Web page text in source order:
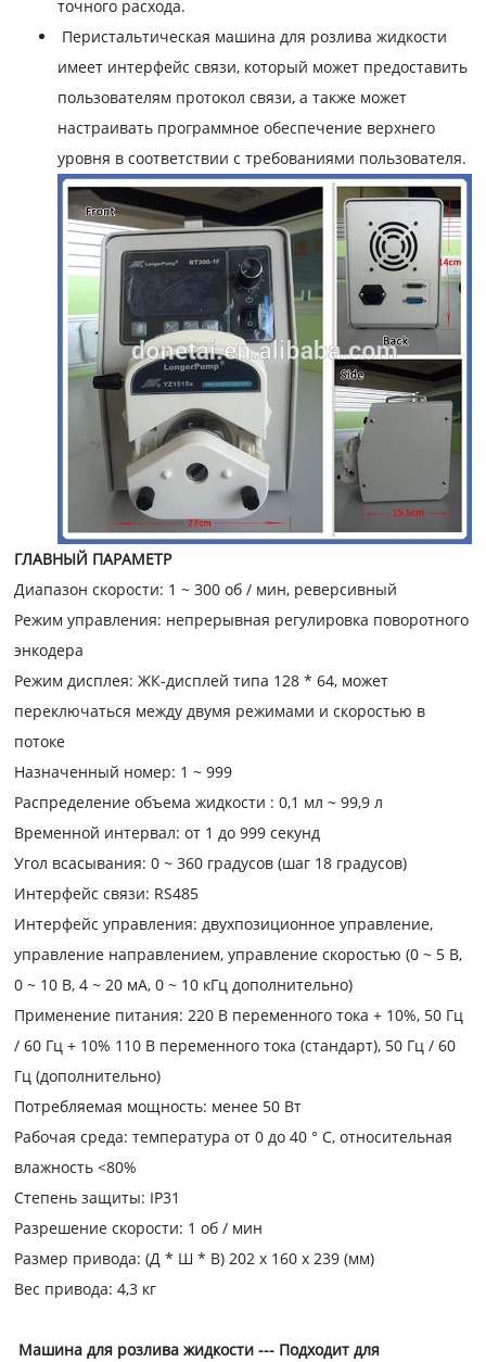
точного расхода.
Перистальтическая машина для розлива жидкости
имеет интерфейс связи, который может предоставить
пользователям протокол связи, а также может
настраивать программное обеспечение верхнего
уровня в соответствии с требованиями пользователя.
ГЛАВНЫЙ ПАРАМЕТР
Диапазон скорости: 1 ~ 300 об / мин, реверсивный
Режим управления: непрерывная регулировка поворотного
энкодера
Режим дисплея: ЖК-дисплей типа 128 * 64, может
переключаться между двумя режимами и скоростью в
потоке
Назначенный номер: 1 ~ 999
Распределение объема жидкости : 0,1 мл ~ 99,9 л
Временной интервал: от 1 до 999 секунд
Угол всасывания: 0 ~ 360 градусов (шаг 18 градусов)
Интерфейс связи: RS485
Интерфейс управления: двухпозиционное управление,
управление направлением, управление скоростью (0 ~ 5 В,
0 ~ 10 В, 4 ~ 20 мА, 0 ~ 10 кГц дополнительно)
Применение питания: 220 В переменного тока + 10%, 50 Гц
/ 60 Гц + 10% 110 В переменного тока (стандарт), 50 Гц / 60
Гц (дополнительно)
Потребляемая мощность: менее 50 Вт
Рабочая среда: температура от 0 до 40 ° C, относительная
влажность <80%
Степень защиты: IP31
Разрешение скорости: 1 об / мин
Размер привода: (Д * Ш * В) 202 x 160 x 239 (мм)
Вес привода: 4,3 кг
Машина для розливажидкости --- Подходит для